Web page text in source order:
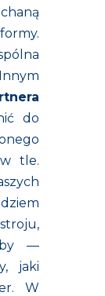
do
tle.
—
jaki
W